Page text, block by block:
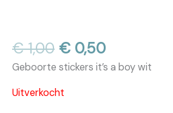
€1,00 Oorspronkelijke
prijs
€ 1,00.
€ 0,50Huidige
prijs
Geboorte stickers it’s a boy wit
Uitverkocht